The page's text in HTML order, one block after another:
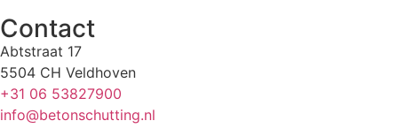
Contact
Abtstraat 17
5504 CH Veldhoven
+31 06 53827900
info@betonschutting.nl